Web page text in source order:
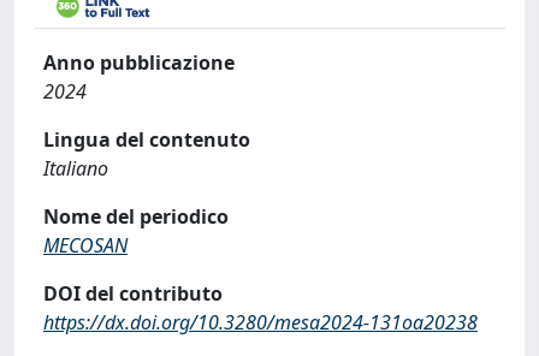
Anno pubblicazione
2024
Lingua del contenuto
Italiano
Nome del periodico
MECOSAN
DOI del contributo
https://dx.doi.org/10.3280/mesa2024-131oa20238